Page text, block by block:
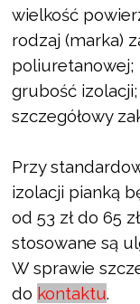
wielkość
rodzaj (marka)
poliuretanowej;
grubość izolacji;
szczegółowy
Przy
izolacji pianką
od 53 zł do 65
stosowane są
W sprawie
do kontaktu.